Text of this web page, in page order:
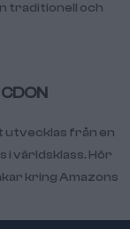
traditionell och
utvecklas från en
i världsklass. Hör
kring Amazons